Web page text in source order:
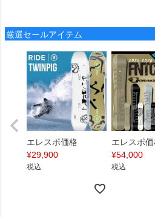
厳選セールアイテム
エレスポ価格
¥29,900
税込
エレスポ
¥54,000
税込